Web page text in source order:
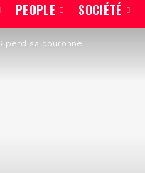
PEOPLE SOCIÉTÉ
perd sa couronne